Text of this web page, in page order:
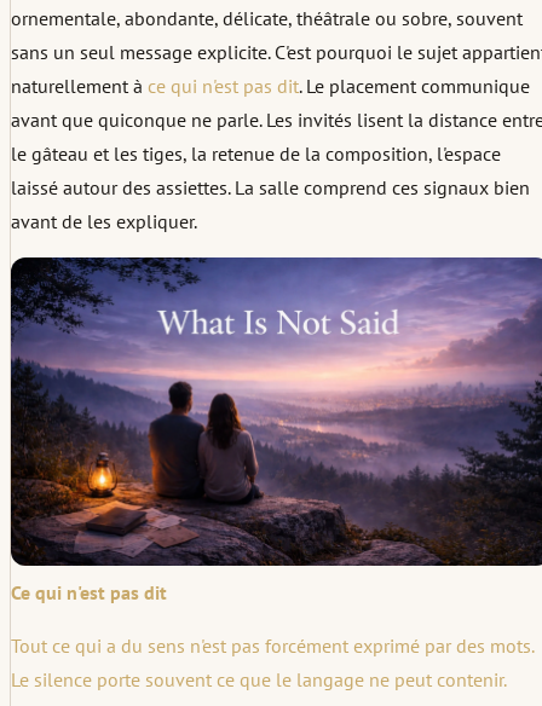
ornementale, abondante, délicate, théâtrale ou sobre, souvent
sans un seul message explicite. C'est pourquoi le sujet
naturellement à ce qui n'est pas dit. Le placement communique
avant que quiconque ne parle. Les invités lisent la distance
le gâteau et les tiges, la retenue de la composition, l'espace
laissé autour des assiettes. La salle comprend ces signaux bien
avant de les expliquer.
Ce qui n'est pas dit
Tout ce qui a du sens n'est pas forcément exprimé par des mots.
Le silence porte souvent ce que le langage ne peut contenir.